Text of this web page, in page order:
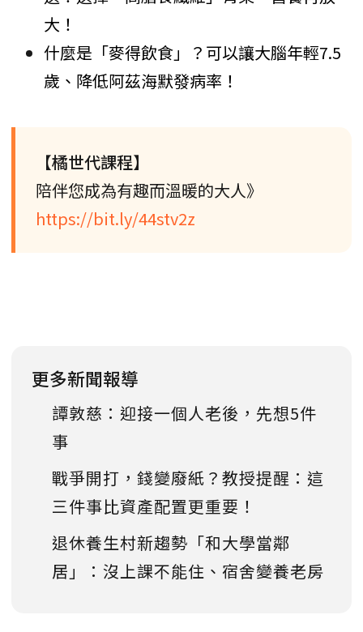
大！
什麼是「麥得飲食」？可以讓大腦年輕7.5
歲、降低阿茲海默發病率！
【橘世代課程】
陪伴您成為有趣而溫暖的大人》
https://bit.ly/44stv2z
更多新聞報導
譚敦慈：迎接一個人老後，先想5件
事
戰爭開打，錢變廢紙？教授提醒：這
三件事比資產配置更重要！
退休養生村新趨勢「和大學當鄰
居」：沒上課不能住、宿舍變養老房